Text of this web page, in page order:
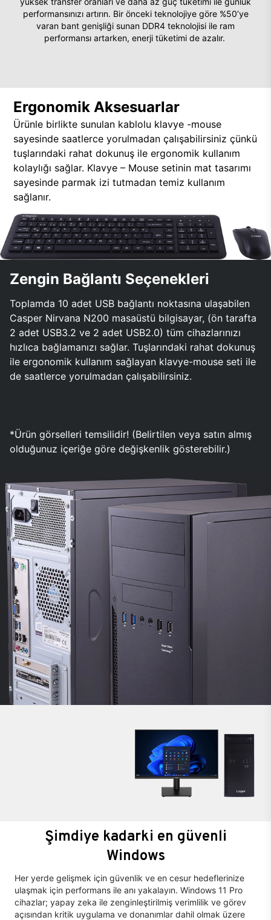
performansınızı artırın. Bir önceki teknolojiye göre %50’ye
varan bant genişliği sunan DDR4 teknolojisi ile ram
performansı artarken, enerji tüketimi de azalır.
Ergonomik Aksesuarlar
Ürünle birlikte sunulan kablolu klavye -mouse
sayesinde saatlerce yorulmadan çalışabilirsiniz çünkü
tuşlarındaki rahat dokunuş ile ergonomik kullanım
kolaylığı sağlar. Klavye – Mouse setinin mat tasarımı
sayesinde parmak izi tutmadan temiz kullanım
sağlanır.
Zengin Bağlantı Seçenekleri
Toplamda 10 adet USB bağlantı noktasına ulaşabilen
Casper Nirvana N200 masaüstü bilgisayar, (ön tarafta
2 adet USB3.2 ve 2 adet USB2.0) tüm cihazlarınızı
hızlıca bağlamanızı sağlar. Tuşlarındaki rahat dokunuş
ile ergonomik kullanım sağlayan klavye-mouse seti ile
de saatlerce yorulmadan çalışabilirsiniz.
*Ürün görselleri temsilidir! (Belirtilen veya satın almış
olduğunuz içeriğe göre değişkenlik gösterebilir.)
Şimdiye kadarki en güvenli
Windows
Her yerde gelişmek için güvenlik ve en cesur hedeflerinize
ulaşmak için performans ile anı yakalayın. Windows 11 Pro
cihazlar; yapay zeka ile zenginleştirilmiş verimlilik ve görev
açısından kritik uygulama ve donanımlar dahil olmak üzere